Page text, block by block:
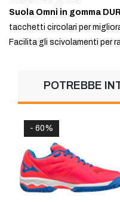
Suola Omni in gomma
tacchetti circolari per
Facilita gli scivolamenti per
POTREBBE
- 60%